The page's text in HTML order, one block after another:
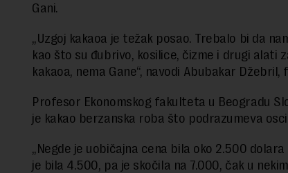
Gani.
„Uzgoj kakaoa je težak posao. Trebalo bi da
kao što su đubrivo, kosilice, čizme i drugi alati
kakaoa, nema Gane“, navodi Abubakar Džebril,
Profesor Ekonomskog fakulteta u Beogradu
je kakao berzanska roba što podrazumeva
„Negde je uobičajna cena bila oko 2.500
je bila 4.500, pa je skočila na 7.000, čak u